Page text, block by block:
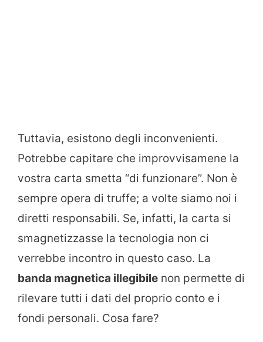
Tuttavia, esistono degli inconvenienti.
Potrebbe capitare che improvvisamene la
vostra carta smetta “di funzionare”. Non è
sempre opera di truffe; a volte siamo noi i
diretti responsabili. Se, infatti, la carta si
smagnetizzasse la tecnologia non ci
verrebbe incontro in questo caso. La
banda magnetica illegibile non permette di
rilevare tutti i dati del proprio conto e i
fondi personali. Cosa fare?